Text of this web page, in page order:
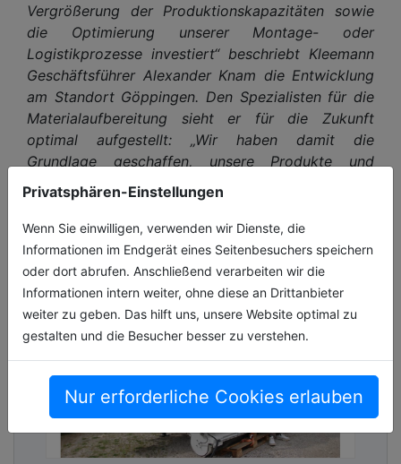
Privatsphären-Einstellungen
Wenn Sie einwilligen, verwenden wir Dienste, die
Informationen im Endgerät eines Seitenbesuchers speichern
oder dort abrufen. Anschließend verarbeiten wir die
Informationen intern weiter, ohne diese an Drittanbieter
weiter zu geben. Das hilft uns, unsere Website optimal zu
gestalten und die Besucher besser zu verstehen.
Nur erforderliche Cookies erlauben
Vergrößerung der Produktionskapazitäten sowie
die Optimierung unserer Montage- oder
Logistikprozesse investiert“ beschriebt Kleemann
Geschäftsführer Alexander Knam die Entwicklung
am Standort Göppingen. Den Spezialisten für die
Materialaufbereitung sieht er für die Zukunft
optimal aufgestellt: „Wir haben damit die
Grundlage geschaffen, unsere Produkte und
Technologien weiterhin unter idealen Bedingungen
zu fertigen, nämlich nachhaltig und effizient“
Knam.